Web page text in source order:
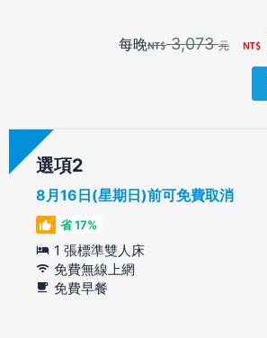
每晚 3,073元
選項
8月16日(星期日)前可免費取消
省 17%
1 張標準雙人床
免費無線上網
免費早餐